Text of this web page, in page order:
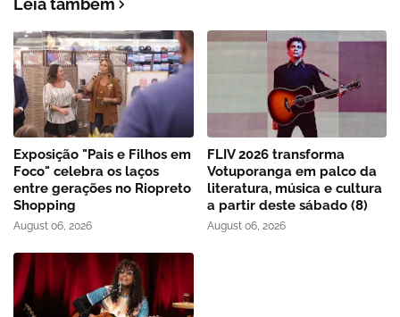
Exposição "Pais e Filhos em
Foco" celebra os laços
entre gerações no Riopreto
Shopping
August 06, 2026
FLIV 2026 transforma
Votuporanga em palco da
literatura, música e cultura
a partir deste sábado (8)
August 06, 2026